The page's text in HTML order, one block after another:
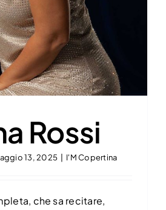
Rossi
13, 2025 I'M Copertina
che sa recitare,